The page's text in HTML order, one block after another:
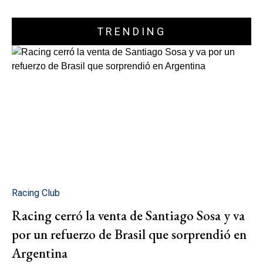
TRENDING
Racing Club
Racing cerró la venta de Santiago Sosa y va
por un refuerzo de Brasil que sorprendió en
Argentina